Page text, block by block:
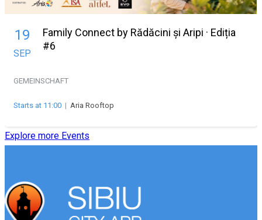
19
SEP
Family Connect by Rădăcini și Aripi · Ediția
#6
GEMEINSCHAFT
Starts at 11:00 | Aria Rooftop
Explore more Events